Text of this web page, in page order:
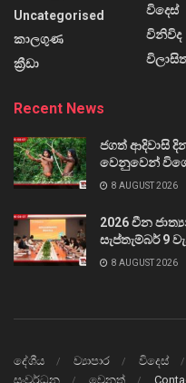
Uncategorised
කාලගුණ
ක්‍රීඩා
විදෙස්
විනිවිද
Recent News
ජගත් ආදිවාසි
වෙනුවෙන්
8 AUGUST 2026
2026 චීන
සැප්තැම්බර් 9
8 AUGUST 2026
දේශීය ව්‍යාපාර විදෙස්
සංවර්ධන
වෙනත්